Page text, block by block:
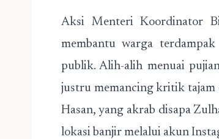
Aksi Menteri Koordinator
membantu warga
publik. Alih-alih menuai
justru memancing kritik tajam
Hasan, yang akrab disapa
lokasi banjir melalui akun